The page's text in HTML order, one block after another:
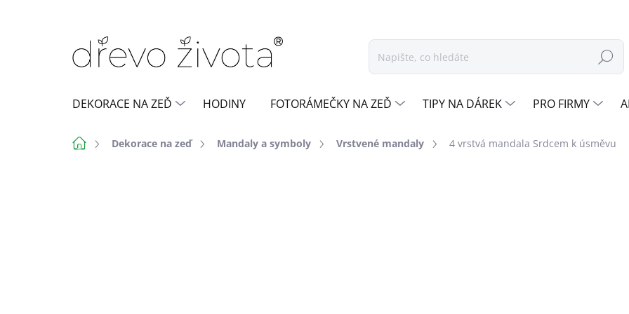
Hledat
DEKORACE NA ZEĎ HODINY FOTORÁMEČKY NA ZEĎ TIPY NA DÁREK PRO FIRMY
DomůDekorace na zeď Mandaly a symboly Vrstvené mandaly 4 vrstvá mandala Srdcem k úsměvu